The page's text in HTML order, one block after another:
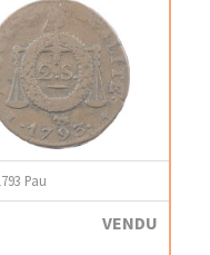
Pau
VENDU